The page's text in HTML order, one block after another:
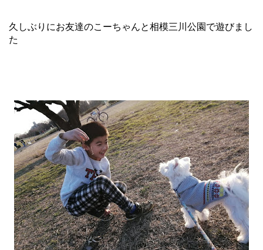
久しぶりにお友達のこーちゃんと相模三川公園で遊びまし
た